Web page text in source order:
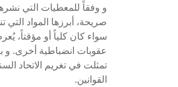
و وفقاً للمعطيات التي
صريحة، أبرزها المواد
عقوبات انضباطية أخرى. و
تمثلت في تغريم الاتحاد
القوانين.